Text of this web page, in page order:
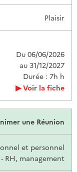
Plaisir
Du 06/06/2026
au 31/12/2027
Durée : 7h h
Voir la fiche
une Réunion
et personnel
- RH, management